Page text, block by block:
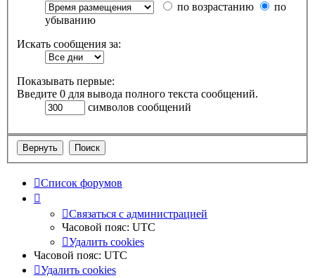
по возрастанию
по
убыванию
Искать сообщения за:
Показывать первые:
Введите 0 для вывода полного текста сообщений.
символов сообщений
Список форумов
Связаться с администрацией
Часовой пояс: UTC
Удалить cookies
Часовой пояс: UTC
Удалить cookies